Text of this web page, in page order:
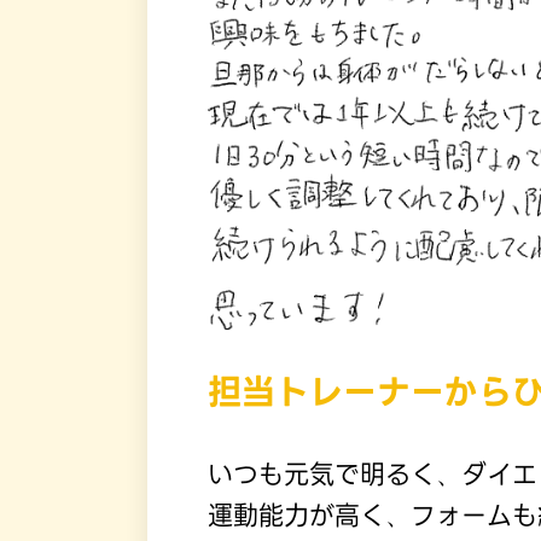
担当トレーナーから
いつも元気で明るく、ダイ
運動能力が高く、フォーム